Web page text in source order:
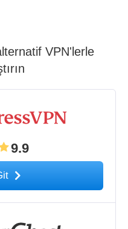
VPN'lerle
9.9